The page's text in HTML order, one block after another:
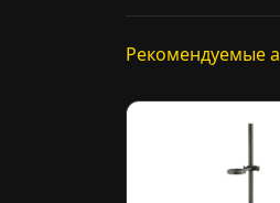
Рекомендуемые